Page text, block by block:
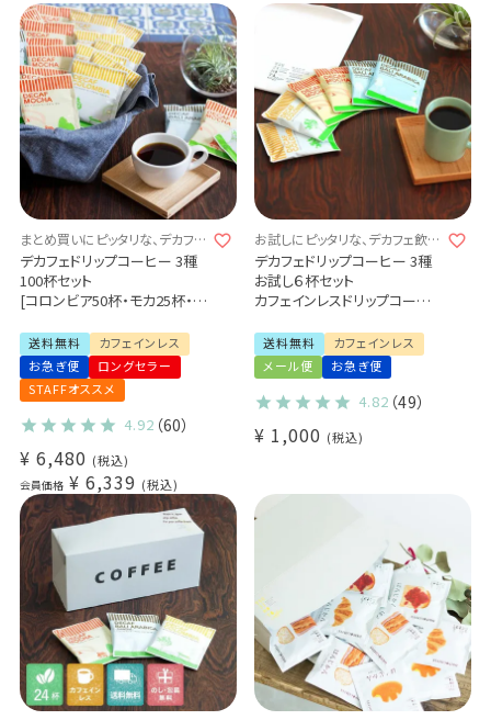
まとめ買いにピッタリな、デカフェ
飲み比べセット♪
デカフェドリップコーヒー 3種
100杯セット
[コロンビア50杯・モカ25杯・バ
ドリップコーヒー デカフェ カフ
ェインレス
業務用 大容量パック まとめ買
いにおすすめ
送料無料
カフェインレス
お急ぎ便
ロングセラー
STAFFオススメ
4.92 （60）
¥ 6,480 税込
会員価格 ¥ 6,339 税込
お試しにピッタリな、デカフェ飲み
比べセット♪
デカフェドリップコーヒー 3種
お試し６杯セット
カフェインレスドリップコーヒ
送料無料
カフェインレス
メール便
お急ぎ便
4.82 （49）
¥ 1,000 税込